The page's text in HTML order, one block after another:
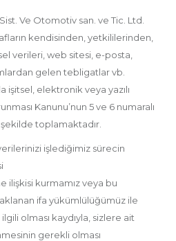
Ve Otomotiv san. ve Tic. Ltd.
kendisinden, yetkililerinden,
verileri, web sitesi, e-posta,
gelen tebligatlar vb.
işitsel, elektronik veya yazılı
Kanunu’nun 5 ve 6 numaralı
toplamaktadır.
işlediğimiz sürecin
ilişkisi kurmamız veya bu
ifa yükümlülüğümüz ile
olması kaydıyla, sizlere ait
gerekli olması